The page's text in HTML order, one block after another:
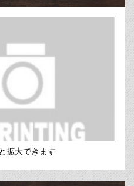
拡大できます